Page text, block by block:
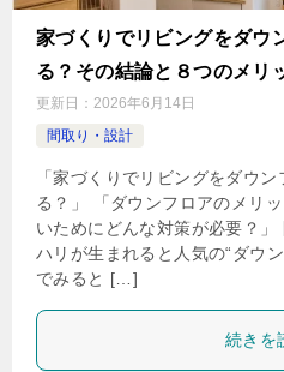
家づくりでリビングをダウ
る？その結論と８つのメリ
更新日： 2026年6月14日
間取り・設計
「家づくりでリビングをダウ
る？」 「ダウンフロアのメリ
いためにどんな対策が必要？」
ハリが生まれると人気の“ダウ
でみると […]
続きを